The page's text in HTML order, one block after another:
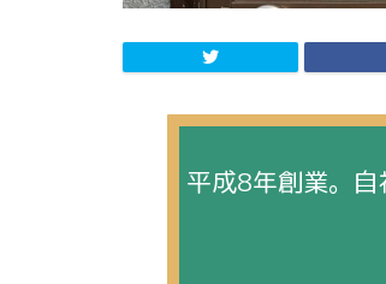
平成8年創業。